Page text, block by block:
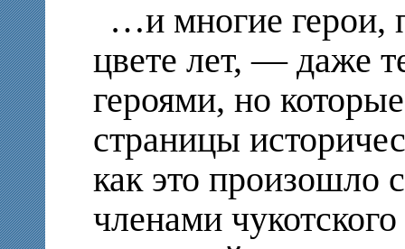
…и многие герои,
цвете лет, — даже
героями, но
страницы
как это
членами